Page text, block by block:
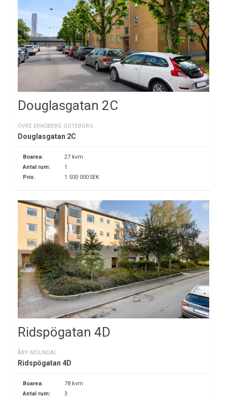
Douglasgatan 2C
ÖVRE ERIKSBERG GÖTEBORG
Douglasgatan 2C
Boarea:
27 kvm
Antal rum:
1
Pris:
1 500 000 SEK
Ridspögatan 4D
ÅBY MÖLNDAL
Ridspögatan 4D
Boarea:
78 kvm
Antal rum:
3